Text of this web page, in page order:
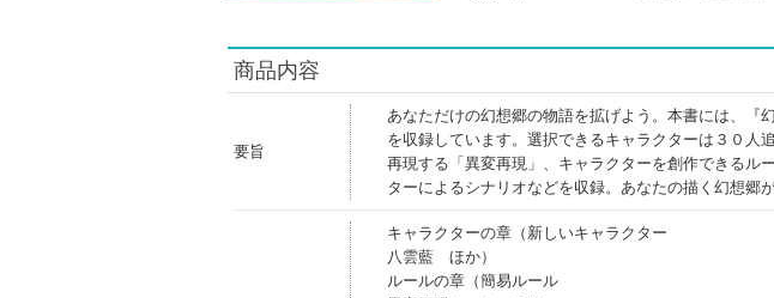
商品内容
要旨
あなただけの幻想郷の物語を拡げよう。本書には、『
を収録しています。選択できるキャラクターは３０人
再現する「異変再現」、キャラクターを創作できるル
ターによるシナリオなどを収録。あなたの描く幻想郷
キャラクターの章（新しいキャラクター
八雲藍 ほか）
ルールの章（簡易ルール